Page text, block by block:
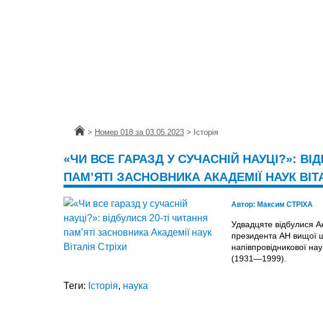
Головна
> Номер 018 за 03.05.2023 > Історія
«ЧИ ВСЕ ГАРАЗД У СУЧАСНІЙ НАУЦІ?»:
ПАМ’ЯТІ ЗАСНОВНИКА АКАДЕМІЇ НАУК
Автор: Максим СТРІХА
Удвадцяте відбулися
президента АН вищої
напівпровідникової
(1931—1999).
Теги: Історія, наука